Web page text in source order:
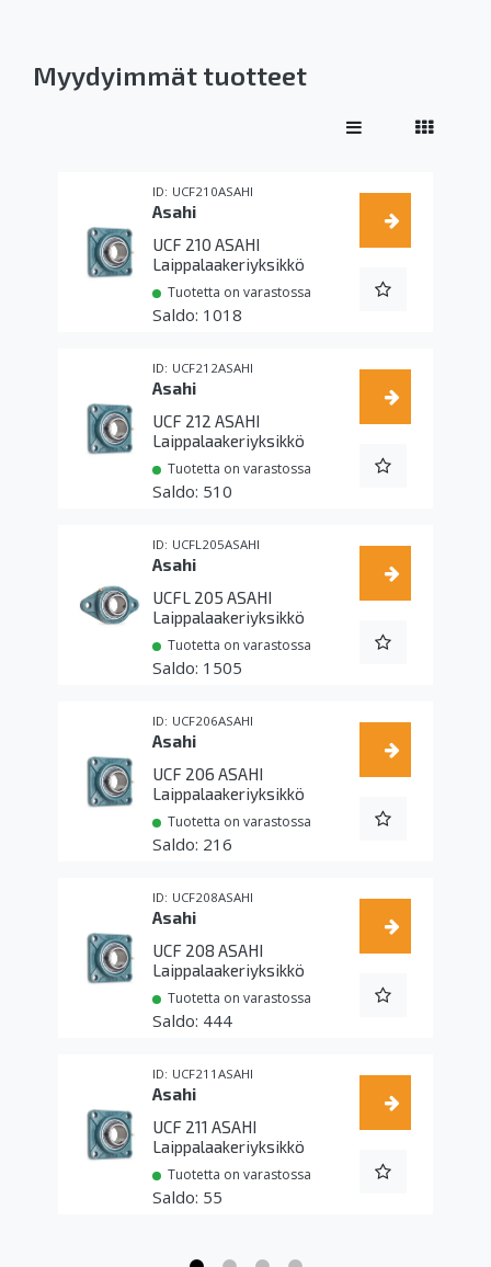
Myydyimmät tuotteet
UCF210ASAHI
Asahi
UCF 210 ASAHI
Laippalaakeriyksikkö
Tuotetta on varastossa
1018
UCF212ASAHI
Asahi
UCF 212 ASAHI
Laippalaakeriyksikkö
Tuotetta on varastossa
510
UCFL205ASAHI
Asahi
UCFL 205 ASAHI
Laippalaakeriyksikkö
Tuotetta on varastossa
1505
UCF206ASAHI
Asahi
UCF 206 ASAHI
Laippalaakeriyksikkö
Tuotetta on varastossa
216
UCF208ASAHI
Asahi
UCF 208 ASAHI
Laippalaakeriyksikkö
Tuotetta on varastossa
444
UCF211ASAHI
Asahi
UCF 211 ASAHI
Laippalaakeriyksikkö
Tuotetta on varastossa
55